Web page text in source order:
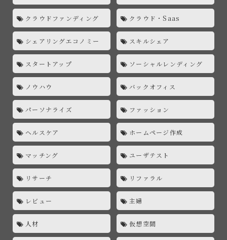
クラウドファンディング クラウド・Saas
シェアリングエコノミー スキルシェア
スタートアップ ソーシャルレンディング
ノウハウ バックオフィス
パーソナライズ ファッション
ヘルスケア ホームページ作成
マッチング ユーザテスト
リサーチ リファラル
レビュー 主婦
人材 仮想空間